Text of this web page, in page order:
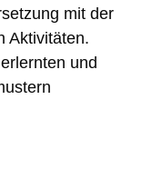
mit der
Aktivitäten.
und